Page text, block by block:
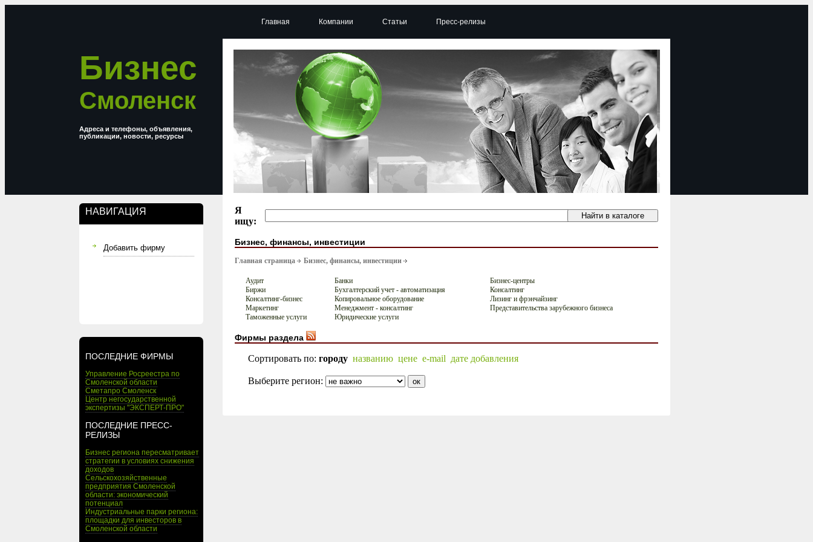
Бизнес
Смоленск
Адреса и телефоны, объявления,
публикации, новости, ресурсы
НАВИГАЦИЯ
Добавить фирму
ПОСЛЕДНИЕ ФИРМЫ
Управление Росреестра по
Смоленской области
Сметапро Смоленск
Центр негосударственной
экспертизы "ЭКСПЕРТ-ПРО"
ПОСЛЕДНИЕ ПРЕСС-
РЕЛИЗЫ
Бизнес региона пересматривает
стратегии в условиях снижения
доходов
Сельскохозяйственные
предприятия Смоленской
области: экономический
потенциал
Индустриальные парки региона:
площадки для инвесторов в
Смоленской области
Главная Компании Статьи Пресс-релизы
Я
ищу:
Бизнес, финансы, инвестиции
Главная страница Бизнес, финансы, инвестиции
Аудит Банки
Бизнес-центры
Биржи
Бухгалтерский учет - автоматизация
Консалтинг
Консалтинг-бизнес
Копировальное оборудование
Лизинг и фрэнчайзинг
Маркетинг
Менеджмент - консалтинг
Представительства зарубежного бизнеса
Таможенные услуги
Юридические услуги
Фирмы раздела
Сортировать по: городу названию цене e-mail дате добавления
Выберите регион: